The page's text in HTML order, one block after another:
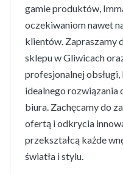
gamie produktów,
oczekiwaniom nawet
klientów. Zapraszamy
sklepu w Gliwicach
profesjonalnej
idealnego rozwiązania
biura. Zachęcamy do
ofertą i odkrycia
przekształcą każde
światła i stylu.